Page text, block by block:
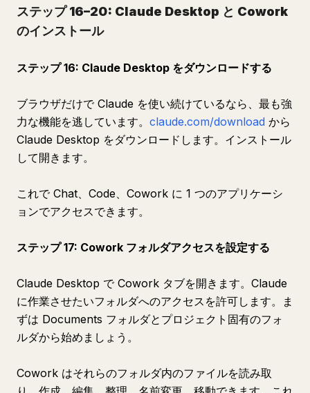
ステップ 16–20: Claude Desktop と Cowork
のインストール
ステップ 16: Claude Desktop をダウンロードする
ブラウザだけで Claude を使い続けているなら、最も強
力な機能を逃しています。 claude.com/download から
Claude Desktop をダウンロードします。インストール
して開きます。
これで Chat、Code、Cowork に 1 つのアプリケーシ
ョンでアクセスできます。
ステップ 17: Cowork フォルダアクセスを設定する
Claude Desktop で Cowork タブを開きます。Claude
に作業させたいフォルダへのアクセスを許可します。ま
ずは Documents フォルダとプロジェクト固有のフォ
ルダから始めましょう。
Cowork はそれらのフォルダ内のファイルを読み取